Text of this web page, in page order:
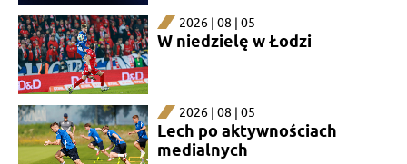
2026 | 08 | 05
W niedzielę w Łodzi
2026 | 08 | 05
Lech po aktywnościach
medialnych